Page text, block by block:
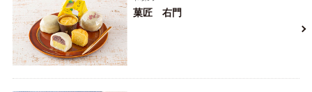
菓匠 右門